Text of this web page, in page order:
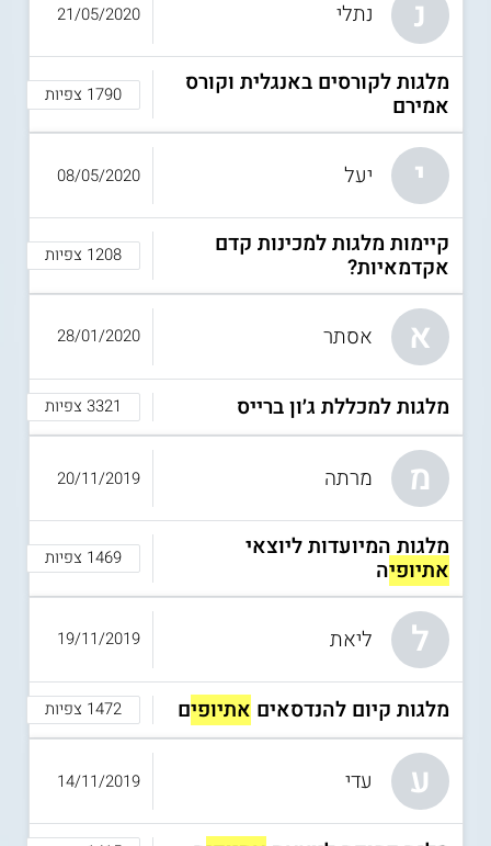
נ נתלי
מלגות לקורסים באנגלית וקורס
אמירם 1790 צפיות
21/05/2020
י יעל
קיימות מלגות למכינות קדם
אקדמאיות? 1208 צפיות
08/05/2020
א אסתר
מלגות למכללת ג׳ון ברייס 3321 צפיות
28/01/2020
מ מרתה
מלגות המיועדות ליוצאי
אתיופיה 1469 צפיות
20/11/2019
ל ליאת
מלגות קיום להנדסאים אתיופים 1472 צפיות
19/11/2019
ע עדי 14/11/2019